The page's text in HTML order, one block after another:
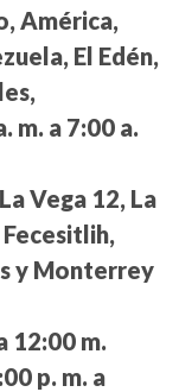
América,
El Edén,
m. a 7:00 a.
Vega 12, La
Fecesitlih,
y Monterrey
12:00 m.
p. m. a